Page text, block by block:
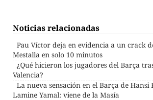
Noticias relacionadas
Pau Víctor deja en evidencia a un crack
Mestalla en solo 10 minutos
¿Qué hicieron los jugadores del Barça
Valencia?
La nueva sensación en el Barça de Hansi
Lamine Yamal: viene de la Masía